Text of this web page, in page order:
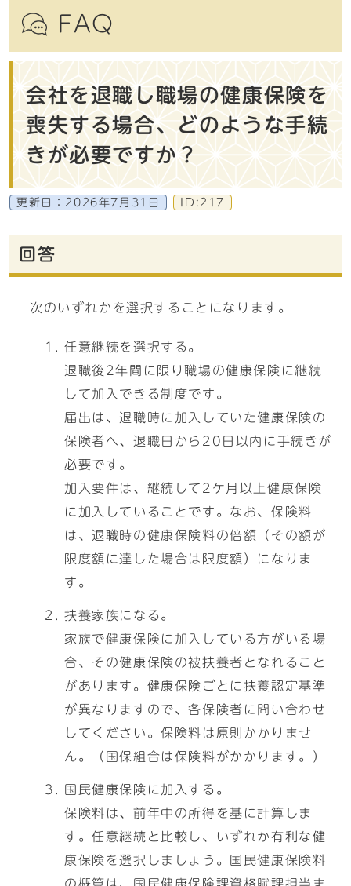
FAQ
会社を退職し職場の健康保険を
喪失する場合、どのような手続
きが必要ですか？
更新日： 2026年7月31日 ID:217
回答
次のいずれかを選択することになります。
任意継続を選択する。
退職後2年間に限り職場の健康保険に継続
して加入できる制度です。
届出は、退職時に加入していた健康保険の
保険者へ、退職日から20日以内に手続きが
必要です。
加入要件は、継続して2ケ月以上健康保険
に加入していることです。なお、保険料
は、退職時の健康保険料の倍額（その額が
限度額に達した場合は限度額）になりま
す。
扶養家族になる。
家族で健康保険に加入している方がいる場
合、その健康保険の被扶養者となれること
があります。健康保険ごとに扶養認定基準
が異なりますので、各保険者に問い合わせ
してください。保険料は原則かかりませ
ん。（国保組合は保険料がかかります。）
国民健康保険に加入する。
保険料は、前年中の所得を基に計算しま
す。任意継続と比較し、いずれか有利な健
康保険を選択しましょう。国民健康保険料